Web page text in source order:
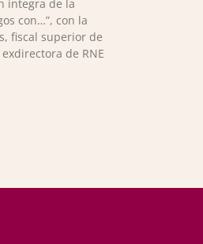
íntegra de la
con…”, con la
fiscal superior de
de RNE